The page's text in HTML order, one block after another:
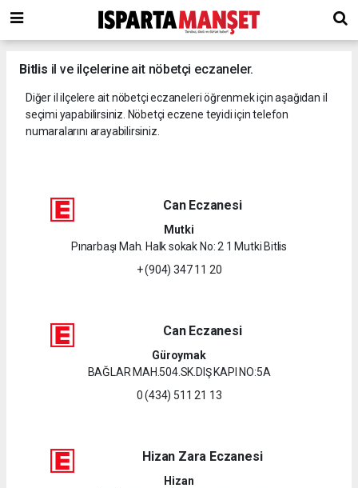
Bitlis il ve ilçelerine ait nöbetçi eczaneler.
Diğer il ilçelere ait nöbetçi eczaneleri öğrenmek için aşağıdan il
seçimi yapabilirsiniz. Nöbetçi eczene teyidi için telefon
numaralarını arayabilirsiniz.
Can Eczanesi
Mutki
Pınarbaşı Mah. Halk sokak No: 2 1 Mutki Bitlis
+ (904) 347 11 20
Can Eczanesi
Güroymak
BAĞLAR MAH.504.SK.DIŞ KAPI NO:5A
0 (434) 511 21 13
Hizan Zara Eczanesi
Hizan